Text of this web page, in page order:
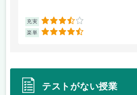
充実 3.5
楽単 4.5
テストがない授業